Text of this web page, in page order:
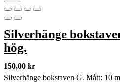
Silverhänge
hög.
150,00 kr
Silverhänge bokstaven G. Mått: 10